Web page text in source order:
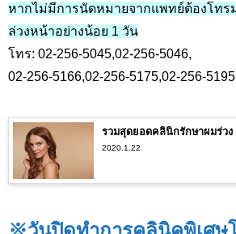
หากไม่มีการนัดหมายจากแพทย์ต้องโทร
ล่วงหน้าอย่างน้อย 1 วัน
โทร: 02-256-5045,02-256-5046,
02-256-5166,02-256-5175,02-256-5195
รวมสุดยอดคลินิกรักษาผมร่ว
2020.1.22